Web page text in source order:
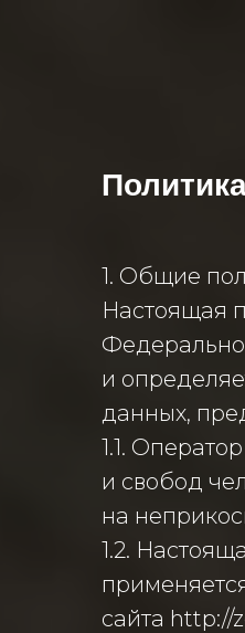
1. Общие
Настоящая
и
данных,
1.1.
и свобод
на
1.2.
сайта http://